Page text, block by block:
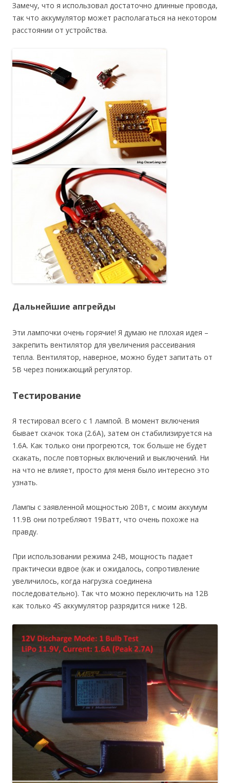
Замечу, что я использовал достаточно длинные провода,
так что аккумулятор может располагаться на некотором
расстоянии от устройства.
Дальнейшие апгрейды
Эти лампочки очень горячие! Я думаю не плохая идея –
закрепить вентилятор для увеличения рассеивания
тепла. Вентилятор, наверное, можно будет запитать от
5В через понижающий регулятор.
Тестирование
Я тестировал всего с 1 лампой. В момент включения
бывает скачок тока (2.6А), затем он стабилизируется на
1.6А. Как только они прогреются, ток больше не будет
скакать, после повторных включений и выключений. Ни
на что не влияет, просто для меня было интересно это
узнать.
Лампы с заявленной мощностью 20Вт, с моим аккумум
11.9В они потребляют 19Ватт, что очень похоже на
правду.
При использовании режима 24В, мощность падает
практически вдвое (как и ожидалось, сопротивление
увеличилось, когда нагрузка соединена
последовательно). Так что можно переключить на 12В
как только 4S аккумулятор разрядится ниже 12В.